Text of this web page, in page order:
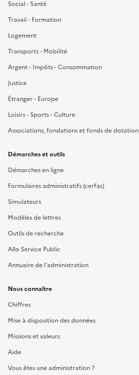
Social - Santé
Travail - Formation
Logement
Transports - Mobilité
Argent - Impôts - Consommation
Justice
Étranger - Europe
Loisirs - Sports - Culture
Associations, fondations et fonds de dotation
Démarches et outils
Démarches en ligne
Formulaires administratifs (cerfas)
Simulateurs
Modèles de lettres
Outils de recherche
Allo Service Public
Annuaire de l'administration
Nous connaître
Chiffres
Mise à disposition des données
Missions et valeurs
Aide
Vous êtes une administration ?